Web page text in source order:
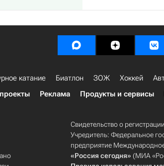
катание Биатлон ЗОЖ Хоккей
Реклама Продукты и сервисы
Свидетельство о
Учредитель: Федеральное
предприятие
«Россия сегодня» (МИА